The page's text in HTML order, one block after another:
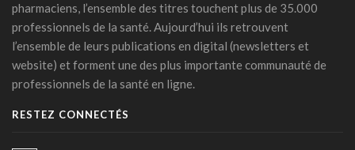
Les phénotypes cliniques de l’HTA: une stratification du
risque basée sur l’apprentissage machine
21 janvier 2026 - 16:39
De l’intérêt de l’avocat chez les personnes à risque cardio-
21 janvier 2026 - 14:38
pharmaciens, l’ensemble des titres touchent plus de 35.000
professionnels de la santé. Aujourd’hui ils retrouvent
l’ensemble de leurs publications en digital (newsletters et
website) et forment une des plus importante communauté de
professionnels de la santé en ligne.
RESTEZ CONNECTÉS